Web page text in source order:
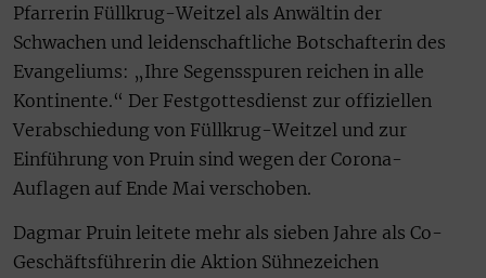
Pfarrerin Füllkrug-Weitzel als Anwältin der
Schwachen und leidenschaftliche Botschafterin des
Evangeliums: „Ihre Segensspuren reichen in alle
Kontinente.“ Der Festgottesdienst zur offiziellen
Verabschiedung von Füllkrug-Weitzel und zur
Einführung von Pruin sind wegen der Corona-
Auflagen auf Ende Mai verschoben.
Dagmar Pruin leitete mehr als sieben Jahre als Co-
Geschäftsführerin die Aktion Sühnezeichen